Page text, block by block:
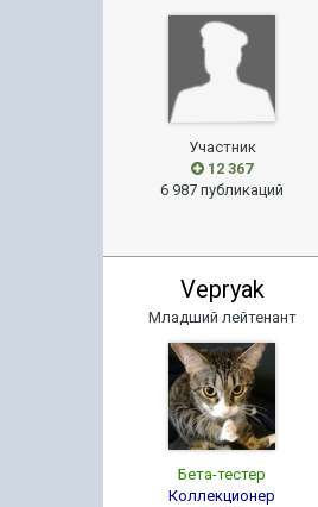
Участник
12 367
6 987 публикаций
Vepryak
Младший лейтенант
Бета-тестер
Коллекционер